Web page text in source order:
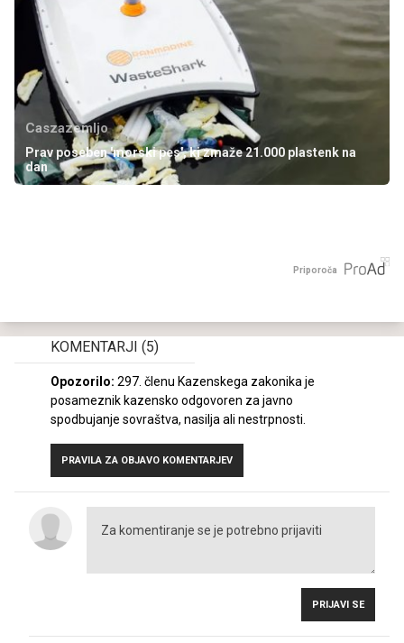
Caszazemljo
Prav poseben 'morski pes', ki zmaže 21.000 plastenk na
dan
Priporoča
KOMENTARJI (5)
Opozorilo: 297. členu Kazenskega zakonika je
posameznik kazensko odgovoren za javno
spodbujanje sovraštva, nasilja ali nestrpnosti.
PRAVILA ZA OBJAVO KOMENTARJEV
PRIJAVI SE